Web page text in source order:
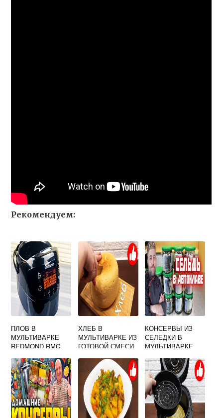
Рекомендуем:
ПЛОВ В
МУЛЬТИВАРКЕ
REDMOND RMC
ХЛЕБ В
МУЛЬТИВАРКЕ ИЗ
ГОТОВОЙ СМЕСИ
КОНСЕРВЫ ИЗ
СЕЛЕДКИ В
МУЛЬТИВАРКЕ